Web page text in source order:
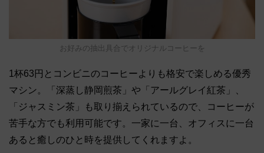
お好みの抽出具合でオリジナルコーヒーを
1杯63円とコンビニのコーヒーよりも格安で楽しめる優秀
マシン。「深蒸し静岡煎茶」や「アールグレイ紅茶」、
「ジャスミン茶」も取り揃えられているので、コーヒーが
苦手な方でも利用可能です。一家に一台、オフィスに一台
あると癒しのひと時を提供してくれますよ。